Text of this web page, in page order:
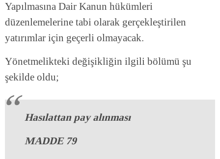
Yapılmasına Dair Kanun hükümleri
düzenlemelerine tabi olarak gerçekleştirilen
yatırımlar için geçerli olmayacak.
Yönetmelikteki değişikliğin ilgili bölümü şu
şekilde oldu;
Hasılattan pay alınması
MADDE 79